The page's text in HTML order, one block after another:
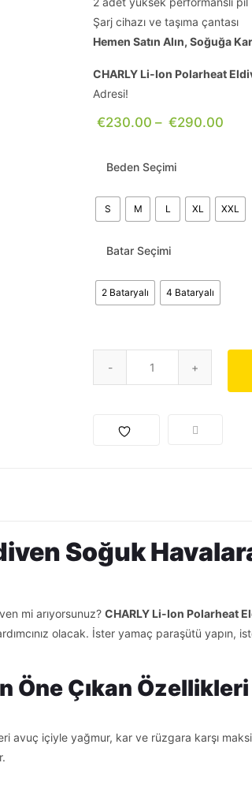
Şarj cihazı ve taşıma çantası
Hemen Satın Alın, Soğuğa
CHARLY Li-Ion Polarheat
Adresi!
€230.00 – €290.00
Beden Seçimi
S M L XL XXL
Batar Seçimi
2 Bataryalı 4 Bataryalı
Soğuk
mi arıyorsunuz? CHARLY Li-Ion Polarheat
olacak. İster yamaç paraşütü yapın,
Öne Çıkan Özellikleri
avuç içiyle yağmur, kar ve rüzgara karşı